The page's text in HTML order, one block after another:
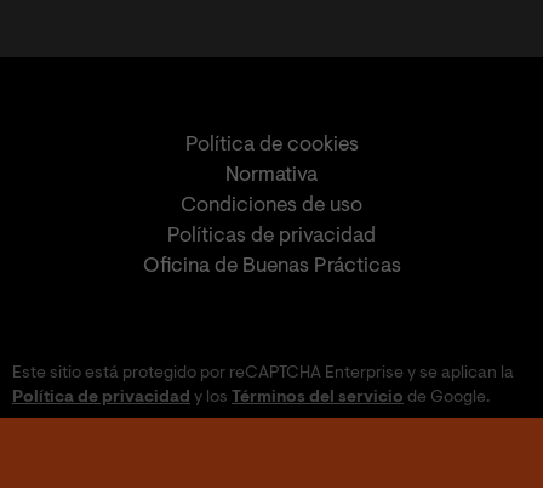
Política de cookies
Normativa
Condiciones de uso
Políticas de privacidad
Oficina de Buenas Prácticas
Este sitio está protegido por reCAPTCHA Enterprise y se aplican la
Política de privacidad y los Términos del servicio de Google.